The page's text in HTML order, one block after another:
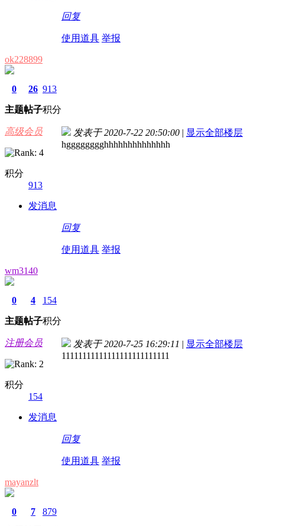
回复
使用道具 举报
ok228899
0
主题
26
帖子
913
积分
高级会员
积分
913
发消息
发表于 2020-7-22 20:50:00 | 显示全部楼层
hgggggggghhhhhhhhhhhhhh
回复
使用道具 举报
wm3140
0
主题
4
帖子
154
积分
注册会员
积分
154
发消息
发表于 2020-7-25 16:29:11 | 显示全部楼层
11111111111111111111111111
回复
使用道具 举报
mayanzlt
0 7 879